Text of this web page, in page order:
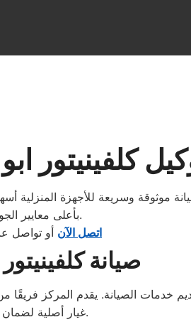
كلفينيتور
بأعلى معايير الجودة والدقة.
اتصل الآن أو تواصل
صيانة
خدمات الصيانة. يقدم المركز فريقًا
غيار أصلية لضمان جودة الأداء.